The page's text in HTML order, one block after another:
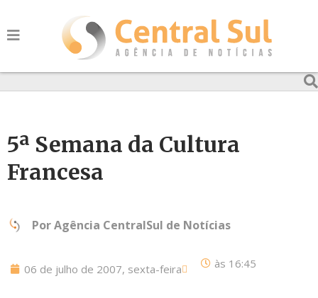
5ª Semana da Cultura
Francesa
PorAgência CentralSul de Notícias
06 de julho de 2007, sexta-feira às 16:45